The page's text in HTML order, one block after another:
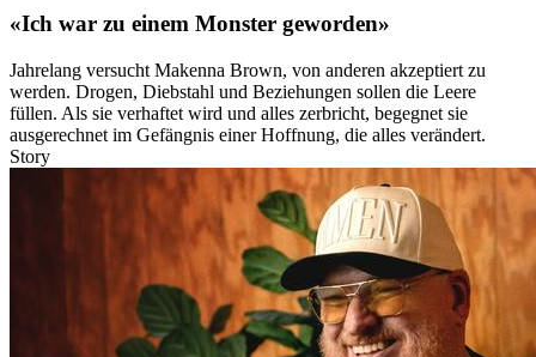
«Ich war zu einem Monster geworden»
Jahrelang versucht Makenna Brown, von anderen akzeptiert zu
werden. Drogen, Diebstahl und Beziehungen sollen die Leere
füllen. Als sie verhaftet wird und alles zerbricht, begegnet sie
ausgerechnet im Gefängnis einer Hoffnung, die alles verändert.
Story